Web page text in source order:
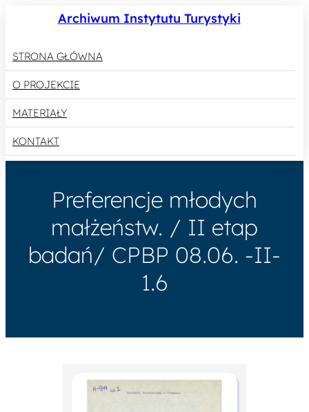
Archiwum Instytutu Turystyki
STRONA GŁÓWNA
O PROJEKCIE
MATERIAŁY
KONTAKT
Preferencje młodych
małżeństw. / II etap
badań/ CPBP 08.06. -II-
1.6